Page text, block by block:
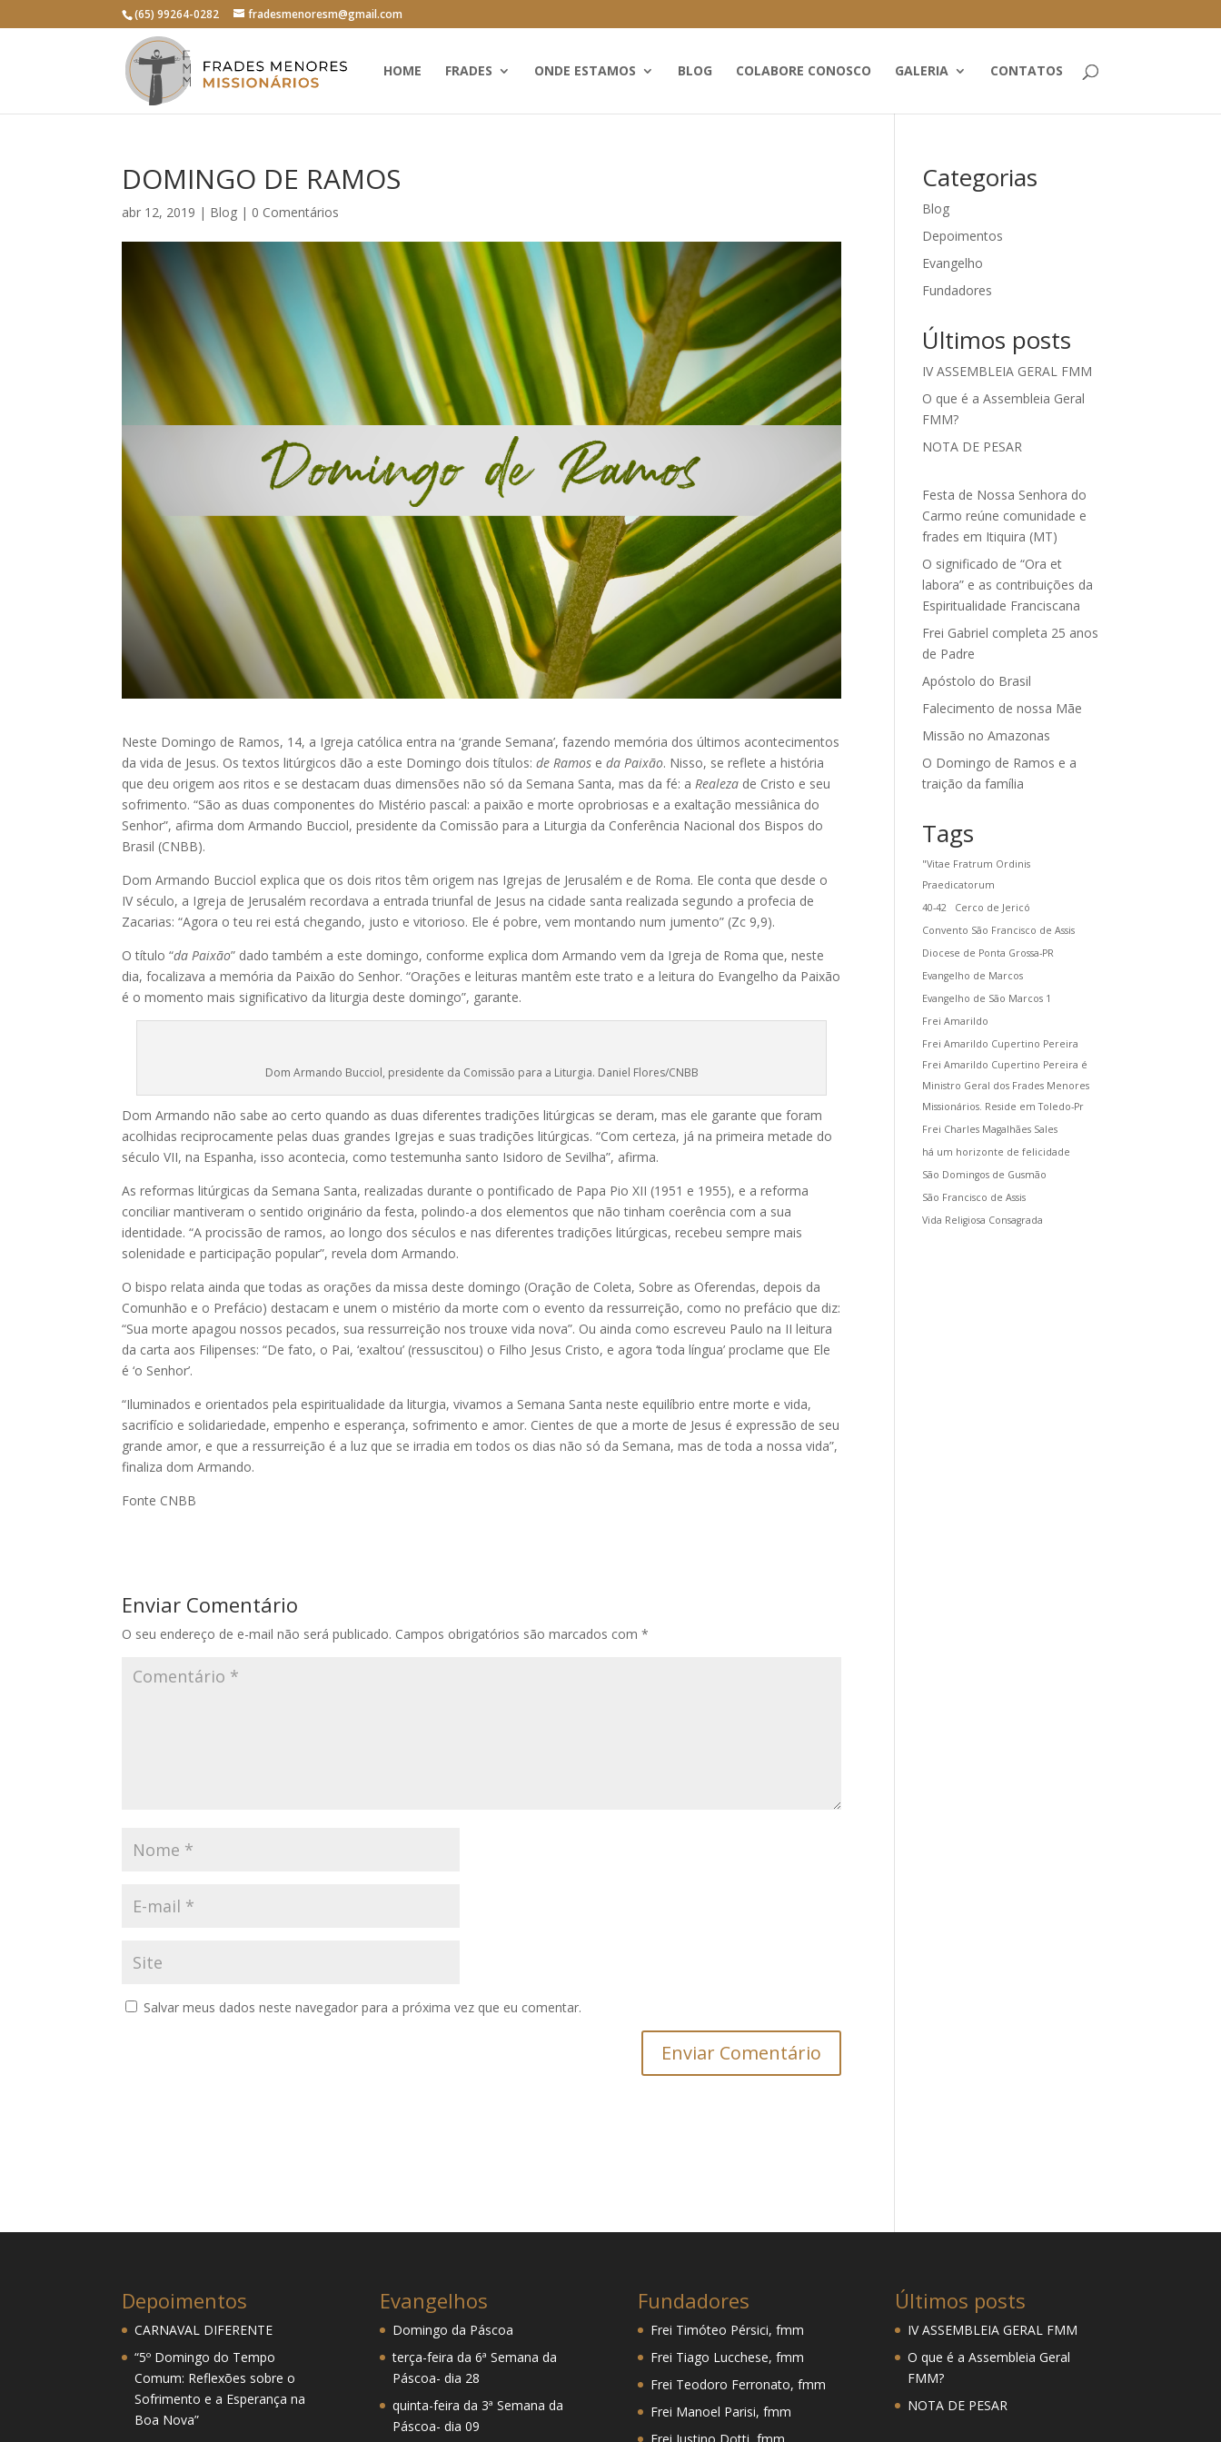
(65) 99264-0282 fradesmenoresm@gmail.com
HOME FRADES ONDE ESTAMOS BLOG COLABORE CONOSCO GALERIA CONTATOS
DOMINGO DE RAMOS
abr 12, 2019 | Blog | 0 Comentários
Neste Domingo de Ramos, 14, a Igreja católica entra na ‘grande Semana’, fazendo memória dos últimos acontecimentos
da vida de Jesus. Os textos litúrgicos dão a este Domingo dois títulos:de Ramos eda Paixão. Nisso, se reflete a história
que deu origem aos ritos e se destacam duas dimensões não só da Semana Santa, mas da fé: a Realeza de Cristo e seu
sofrimento. “São as duas componentes do Mistério pascal: a paixão e morte oprobriosas e a exaltação messiânica do
Senhor”, afirma dom Armando Bucciol, presidente da Comissão para a Liturgia da Conferência Nacional dos Bispos do
Brasil (CNBB).
Dom Armando Bucciol explica que os dois ritos têm origem nas Igrejas de Jerusalém e de Roma. Ele conta que desde o
IV século, a Igreja de Jerusalém recordava a entrada triunfal de Jesus na cidade santa realizada segundo a profecia de
Zacarias: “Agora o teu rei está chegando, justo e vitorioso. Ele é pobre, vem montando num jumento” (Zc 9,9).
O título “da Paixão” dado também a este domingo, conforme explica dom Armando vem da Igreja de Roma que, neste
dia, focalizava a memória da Paixão do Senhor. “Orações e leituras mantêm este trato e a leitura do Evangelho da Paixão
é o momento mais significativo da liturgia deste domingo”, garante.
Dom Armando Bucciol, presidente da Comissão para a Liturgia. Daniel Flores/CNBB
Dom Armando não sabe ao certo quando as duas diferentes tradições litúrgicas se deram, mas ele garante que foram
acolhidas reciprocamente pelas duas grandes Igrejas e suas tradições litúrgicas. “Com certeza, já na primeira metade do
século VII, na Espanha, isso acontecia, como testemunha santo Isidoro de Sevilha”, afirma.
As reformas litúrgicas da Semana Santa, realizadas durante o pontificado de Papa Pio XII (1951 e 1955), e a reforma
conciliar mantiveram o sentido originário da festa, polindo-a dos elementos que não tinham coerência com a sua
identidade. “A procissão de ramos, ao longo dos séculos e nas diferentes tradições litúrgicas, recebeu sempre mais
solenidade e participação popular”, revela dom Armando.
O bispo relata ainda que todas as orações da missa deste domingo (Oração de Coleta, Sobre as Oferendas, depois da
Comunhão e o Prefácio) destacam e unem o mistério da morte com o evento da ressurreição, como no prefácio que diz:
“Sua morte apagou nossos pecados, sua ressurreição nos trouxe vida nova”. Ou ainda como escreveu Paulo na II leitura
da carta aos Filipenses: “De fato, o Pai, ‘exaltou’ (ressuscitou) o Filho Jesus Cristo, e agora ‘toda língua’ proclame que Ele
é ‘o Senhor’.
“Iluminados e orientados pela espiritualidade da liturgia, vivamos a Semana Santa neste equilíbrio entre morte e vida,
sacrifício e solidariedade, empenho e esperança, sofrimento e amor. Cientes de que a morte de Jesus é expressão de seu
grande amor, e que a ressurreição é a luz que se irradia em todos os dias não só da Semana, mas de toda a nossa vida”,
finaliza dom Armando.
Fonte CNBB
Enviar Comentário
O seu endereço de e-mail não será publicado. Campos obrigatórios são marcados com*
Salvar meus dados neste navegador para a próxima vez que eu comentar.
Categorias
Blog
Depoimentos
Evangelho
Fundadores
Últimos posts
IV ASSEMBLEIA GERAL FMM
O que é a Assembleia Geral
FMM?
NOTA DE PESAR
Festa de Nossa Senhora do
Carmo reúne comunidade e
frades em Itiquira (MT)
O significado de “Ora et
labora” e as contribuições da
Espiritualidade Franciscana
Frei Gabriel completa 25 anos
de Padre
Apóstolo do Brasil
Falecimento de nossa Mãe
Missão no Amazonas
O Domingo de Ramos e a
traição da família
Tags
"Vitae Fratrum Ordinis
Praedicatorum
40-42
Cerco de Jericó
Convento São Francisco de Assis
Diocese de Ponta Grossa-PR
Evangelho de Marcos
Evangelho de São Marcos 1
Frei Amarildo
Frei Amarildo Cupertino Pereira
Frei Amarildo Cupertino Pereira é
Ministro Geral dos Frades Menores
Missionários. Reside em Toledo-Pr
Frei Charles Magalhães Sales
há um horizonte de felicidade
São Domingos de Gusmão
São Francisco de Assis
Vida Religiosa Consagrada
Depoimentos
CARNAVAL DIFERENTE
“5º Domingo do Tempo
Comum: Reflexões sobre o
Sofrimento e a Esperança na
Boa Nova”
Evangelhos
Domingo da Páscoa
terça-feira da 6ª Semana da
Páscoa- dia 28
quinta-feira da 3ª Semana da
Páscoa- dia 09
Fundadores
Frei Timóteo Pérsici, fmm
Frei Tiago Lucchese, fmm
Frei Teodoro Ferronato, fmm
Frei Manoel Parisi, fmm
Últimos posts
IV ASSEMBLEIA GERAL FMM
O que é a Assembleia Geral
FMM?
NOTA DE PESAR